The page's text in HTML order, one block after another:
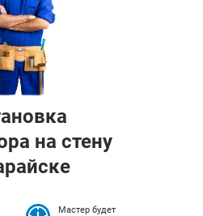
на стену
Мастер будет